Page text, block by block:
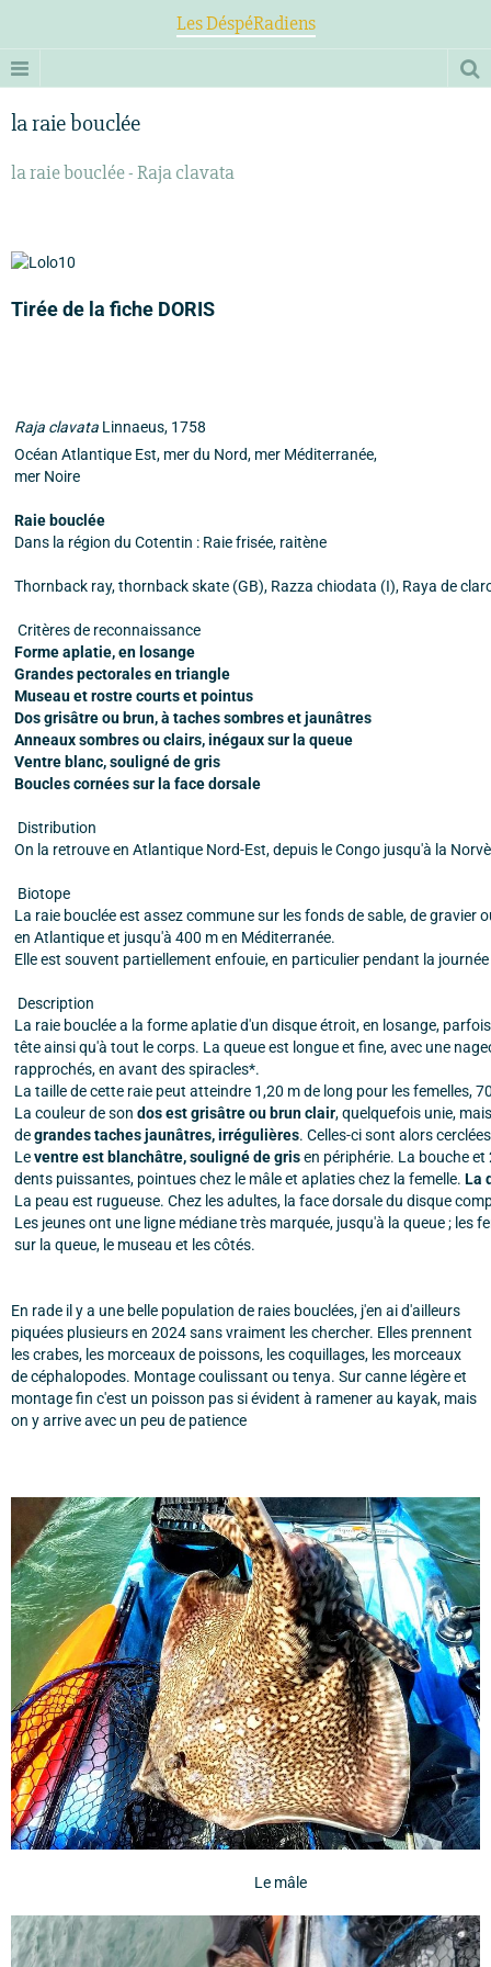
Les DéspéRadiens
la raie bouclée
la raie bouclée - Raja clavata
Tirée de la fiche DORIS
Raja clavata Linnaeus, 1758
Océan Atlantique Est, mer du Nord, mer Méditerranée,
mer Noire
Raie bouclée
Dans la région du Cotentin : Raie frisée, raitène
Thornback ray, thornback skate (GB), Razza chiodata (I), Raya de
Critères de reconnaissance
Forme aplatie, en losange
Grandes pectorales en triangle
Museau et rostre courts et pointus
Dos grisâtre ou brun, à taches sombres et jaunâtres
Anneaux sombres ou clairs, inégaux sur la queue
Ventre blanc, souligné de gris
Boucles cornées sur la face dorsale
Distribution
On la retrouve en Atlantique Nord-Est, depuis le Congo jusqu'à la
Biotope
La raie bouclée est assez commune sur les fonds de sable, de
en Atlantique et jusqu'à 400 m en Méditerranée.
Elle est souvent partiellement enfouie, en particulier pendant la
Description
La raie bouclée a la forme aplatie d'un disque étroit, en losange,
tête ainsi qu'à tout le corps. La queue est longue et fine, avec une
rapprochés, en avant des spiracles*.
La taille de cette raie peut atteindre 1,20 m de long pour les femelles,
La couleur de son dos est grisâtre ou brunclair, quelquefois unie,
degrandes taches jaunâtres, irrégulières. Celles-ci sont alors
Leventre est blanchâtre, souligné de grisen périphérie. La bouche
dents puissantes, pointues chez le mâle et aplaties chez la femelle. La
La peau est rugueuse. Chez les adultes, la face dorsale du disque
Les jeunes ont une ligne médiane très marquée, jusqu'à la queue ;
sur la queue, le museau et les côtés.
En rade il y a une belle population de raies bouclées, j'en ai d'ailleurs
piquées plusieurs en 2024 sans vraiment les chercher. Elles prennent
les crabes, les morceaux de poissons, les coquillages, les morceaux
de céphalopodes. Montage coulissant ou tenya. Sur canne légère et
montage fin c'est un poisson pas si évident à ramener au kayak, mais
on y arrive avec un peu de patience
Le mâle